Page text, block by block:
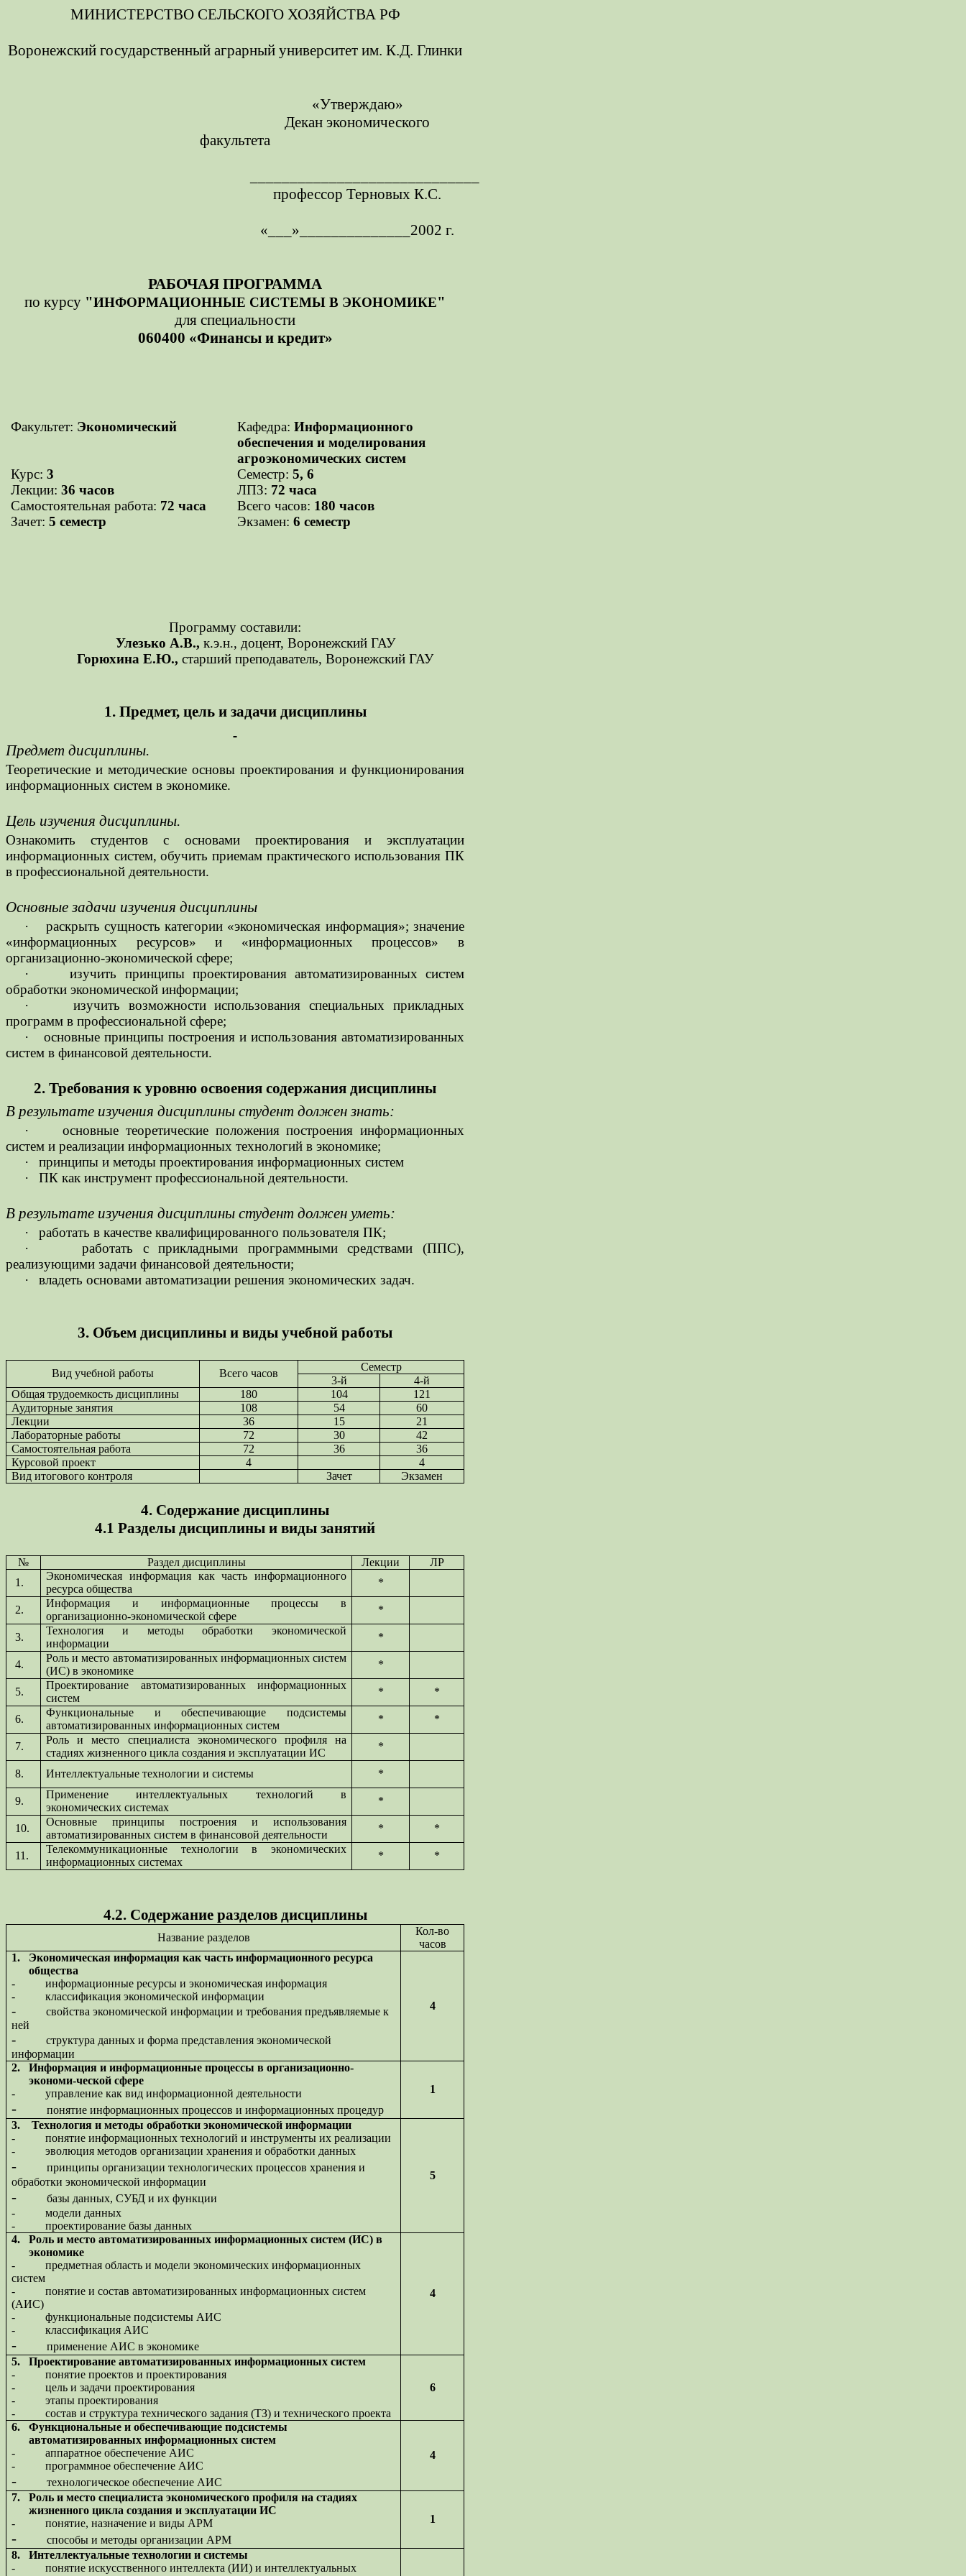
МИНИСТЕРСТВО СЕЛЬСКОГО ХОЗЯЙСТВА РФ
Воронежский государственный аграрный университет им. К.Д. Глинки
«Утверждаю»
Декан экономического
факультета
профессор Терновых К.С.
«___»______________2002 г.
РАБОЧАЯ ПРОГРАММА
по курсу "ИНФОРМАЦИОННЫЕ СИСТЕМЫ В ЭКОНОМИКЕ"
для специальности
060400 «Финансы и кредит»
Факультет: Экономический Кафедра:Информационного
обеспечения и моделирования
агроэкономических систем
Курс:3 Семестр:5, 6
Лекции:36 часов ЛПЗ: 72 часа
Самостоятельная работа: 72 часа Всего часов: 180 часов
Зачет:5 семестр Экзамен:6 семестр
Программу составили:
Улезько А.В., к.э.н., доцент, Воронежский ГАУ
Горюхина Е.Ю., старший преподаватель, Воронежский ГАУ
1. Предмет, цель и задачи дисциплины
Предмет дисциплины.
Теоретические и методические основы проектирования и функционирования
информационных систем в экономике.
Цель изучения дисциплины.
Ознакомить студентов с основами проектирования и эксплуатации
информационных систем, обучить приемам практического использования ПК
в профессиональной деятельности.
Основные задачи изучения дисциплины
·
раскрыть сущность категории «экономическая информация»; значение
«информационных ресурсов» и «информационных процессов» в
организационно-экономической сфере;
·
изучить принципы проектирования автоматизированных систем
обработки экономической информации;
·
изучить возможности использования специальных прикладных
программ в профессиональной сфере;
·
основные принципы построения и использования автоматизированных
систем в финансовой деятельности.
2. Требования к уровню освоения содержания дисциплины
В результате изучения дисциплины студент должен знать:
·
основные теоретические положения построения информационных
систем и реализации информационных технологий в экономике;
·
принципы и методы проектирования информационных систем
·
ПК как инструмент профессиональной деятельности.
В результате изучения дисциплины студент должен уметь:
·
работать в качестве квалифицированного пользователя ПК;
·
работать с прикладными программными средствами (ППС),
реализующими задачи финансовой деятельности;
·
владеть основами автоматизации решения экономических задач.
3. Объем дисциплины и виды учебной работы
Вид учебной работы Всего часов
Семестр
3-й
4-й
Общая трудоемкость дисциплины
180 104
121
Аудиторные занятия
108 54
60
Лекции
36 15
21
Лабораторные работы
72 30
42
Самостоятельная работа
72 36
36
Курсовой проект
4
4
Вид итогового контроля
Зачет Экзамен
4. Содержание дисциплины
4.1 Разделы дисциплины и виды занятий
№ Раздел дисциплины Лекции
ЛР
1.
Экономическая информация как часть информационного
ресурса общества
*
2.
Информация и информационные процессы в
организационно-экономической сфере
*
3.
Технология и методы обработки экономической
информации
*
4.
Роль и место автоматизированных информационных систем
(ИС) в экономике
*
5.
Проектирование автоматизированных информационных
систем
* *
6.
Функциональные и обеспечивающие подсистемы
автоматизированных информационных систем
* *
7.
Роль и место специалиста экономического профиля на
стадиях жизненного цикла создания и эксплуатации ИС
*
8. Интеллектуальные технологии и системы *
9.
Применение интеллектуальных технологий в
экономических системах
*
10.
Основные принципы построения и использования
автоматизированных систем в финансовой деятельности
* *
11.
Телекоммуникационные технологии в экономических
информационных системах
* *
4.2. Содержание разделов дисциплины
Название разделов
Кол-во
часов
1.
Экономическая информация как часть информационного ресурса
общества
-
информационные ресурсы и экономическая информация
-
классификация экономической информации
-
свойства экономической информации и требования предъявляемые к
ней
-
структура данных и форма представления экономической
информации
4
2.
Информация и информационные процессы в организационно-
экономи-ческой сфере
-
управление как вид информационной деятельности
- понятие информационных процессов и информационных процедур
1
3.
Технология и методы обработки экономической информации
-
понятие информационных технологий и инструменты их реализации
-
эволюция методов организации хранения и обработки данных
-
принципы организации технологических процессов хранения и
обработки экономической информации
-
базы данных, СУБД и их функции
-
модели данных
-
проектирование базы данных
5
4.
Роль и место автоматизированных информационных систем (ИС) в
экономике
-
предметная область и модели экономических информационных
систем
-
понятие и состав автоматизированных информационных систем
(АИС)
-
функциональные подсистемы АИС
-
классификация АИС
- применение АИС в экономике
4
5.
Проектирование автоматизированных информационных систем
-
понятие проектов и проектирования
-
цель и задачи проектирования
-
этапы проектирования
-
состав и структура технического задания (ТЗ) и технического проекта
6
6.
Функциональные и обеспечивающие подсистемы
автоматизированных информационных систем
-
аппаратное обеспечение АИС
-
программное обеспечение АИС
- технологическое обеспечение АИС
4
7.
Роль и место специалиста экономического профиля на стадиях
жизненного цикла создания и эксплуатации ИС
-
понятие, назначение и виды АРМ
- способы и методы организации АРМ
1
8.
Интеллектуальные технологии и системы
-
понятие искусственного интеллекта (ИИ) и интеллектуальных